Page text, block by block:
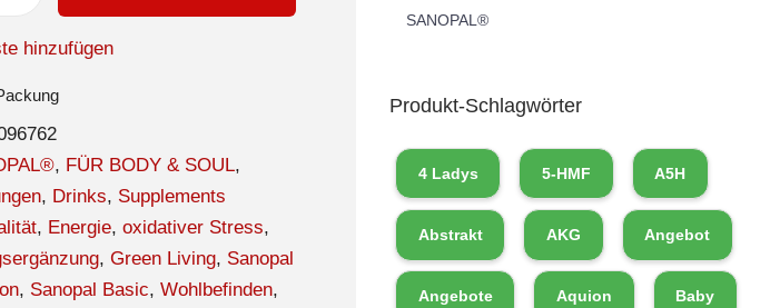
hinzufügen
, FÜR BODY & SOUL,
, Drinks, Supplements
, Energie, oxidativer Stress,
, Green Living, Sanopal
, Sanopal Basic, Wohlbefinden,
SANOPAL®
Produkt-Schlagwörter
4 Ladys 5-HMF A5H
Abstrakt AKG Angebot
Angebote Aquion Baby